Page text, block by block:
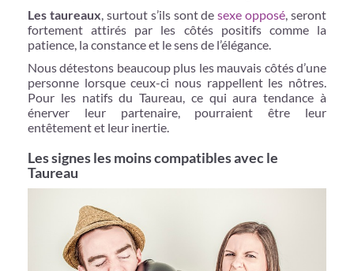
Les taureaux, surtout s’ils sont desexe opposé, seront
fortement attirés par les côtés positifs comme la
patience, la constance et le sens de l’élégance.
Nous détestons beaucoup plus les mauvais côtés d’une
personne lorsque ceux-ci nous rappellent les nôtres.
Pour les natifs du Taureau, ce qui aura tendance à
énerver leur partenaire, pourraient être leur
entêtement et leur inertie.
Les signes les moins compatibles avec le
Taureau